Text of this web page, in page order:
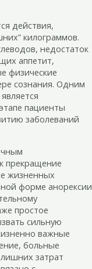
действия,
килограммов.
недостаток
аппетит,
физические
сознания. Одним
пациенты
заболеваний
прекращение
жизненных
форме анорексии
простое
сильную
важные
больные
затрат